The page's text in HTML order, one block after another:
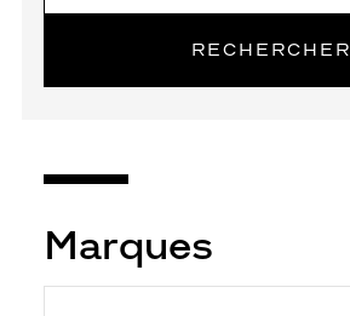
RECHERCHER
Marques